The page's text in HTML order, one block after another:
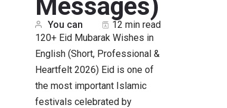
Messages)
You can
12 min read
120+ Eid Mubarak Wishes in
English (Short, Professional &
Heartfelt 2026) Eid is one of
the most important Islamic
festivals celebrated by